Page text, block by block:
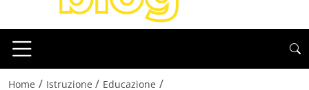
Home / Istruzione / Educazione /